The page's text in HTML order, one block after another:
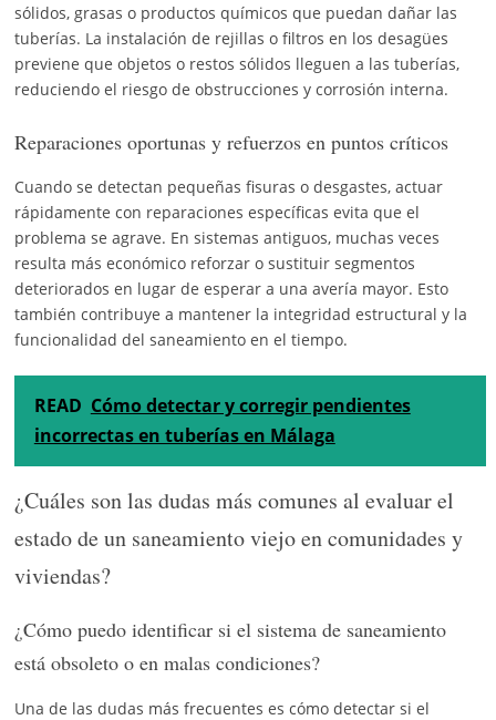
sólidos, grasas o productos químicos que puedan dañar las
tuberías. La instalación de rejillas o filtros en los desagües
previene que objetos o restos sólidos lleguen a las tuberías,
reduciendo el riesgo de obstrucciones y corrosión interna.
Reparaciones oportunas y refuerzos en puntos críticos
Cuando se detectan pequeñas fisuras o desgastes, actuar
rápidamente con reparaciones específicas evita que el
problema se agrave. En sistemas antiguos, muchas veces
resulta más económico reforzar o sustituir segmentos
deteriorados en lugar de esperar a una avería mayor. Esto
también contribuye a mantener la integridad estructural y la
funcionalidad del saneamiento en el tiempo.
READ Cómo detectar y corregir pendientes
incorrectas en tuberías en Málaga
¿Cuáles son las dudas más comunes al evaluar el
estado de un saneamiento viejo en comunidades y
viviendas?
¿Cómo puedo identificar si el sistema de saneamiento
está obsoleto o en malas condiciones?
Una de las dudas más frecuentes es cómo detectar si el